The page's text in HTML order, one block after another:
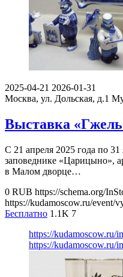
2025-04-21 2026-01-31
Москва, ул. Дольская, д.1
Выставка
С 21 апреля 2025 года по 31
заповеднике «Царицыно»,
в Малом дворце…
0 RUB https://schema.org/
https://kudamoscow.ru/event/
Бесплатно 1.1K 7
https://kudamoscow.ru/
https://kudamoscow.ru/